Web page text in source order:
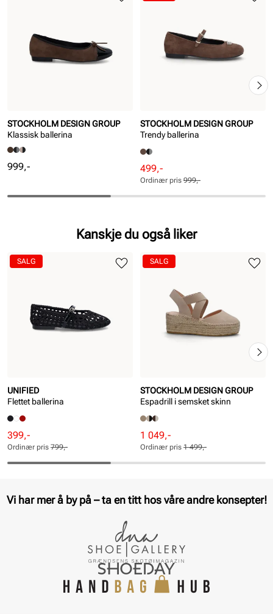
STOCKHOLM DESIGN GROUP
Klassisk ballerina
Pris
999,-
STOCKHOLM DESIGN GROUP
Trendy ballerina
Rabattert
pris
Pris
499,-
Ordinær
pris
Pris
Ordinær pris 999,-
Kanskje du også liker
UNIFIED
Flettet ballerina
Rabattert
pris
Pris
399,-
Ordinær
pris
Pris
Ordinær pris 799,-
SALG
STOCKHOLM DESIGN GROUP
Espadrill i semsket skinn
Rabattert
pris
Pris
1 049,-
Ordinær
pris
Pris
Ordinær pris 1 499,-
SALG
Vi har mer å by på – ta en titt hos våre andre konsepter!